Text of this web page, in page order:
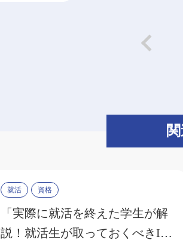
就活 資格
「実際に就活を終えた学生が解
説！就活生が取っておくべきIT